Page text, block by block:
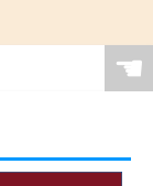
☚